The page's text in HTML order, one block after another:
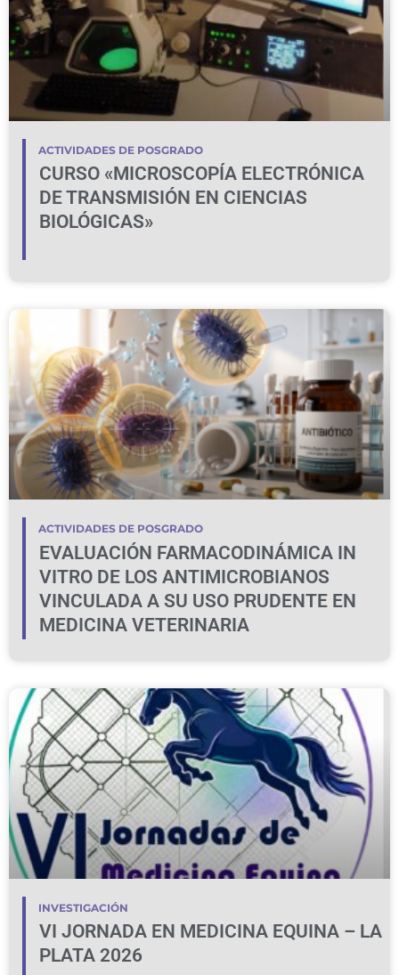
ACTIVIDADES DE POSGRADO
CURSO «MICROSCOPÍA ELECTRÓNICA
DE TRANSMISIÓN EN CIENCIAS
BIOLÓGICAS»
ACTIVIDADES DE POSGRADO
EVALUACIÓN FARMACODINÁMICA IN
VITRO DE LOS ANTIMICROBIANOS
VINCULADA A SU USO PRUDENTE EN
MEDICINA VETERINARIA
INVESTIGACIÓN
VI JORNADA EN MEDICINA EQUINA – LA
PLATA 2026